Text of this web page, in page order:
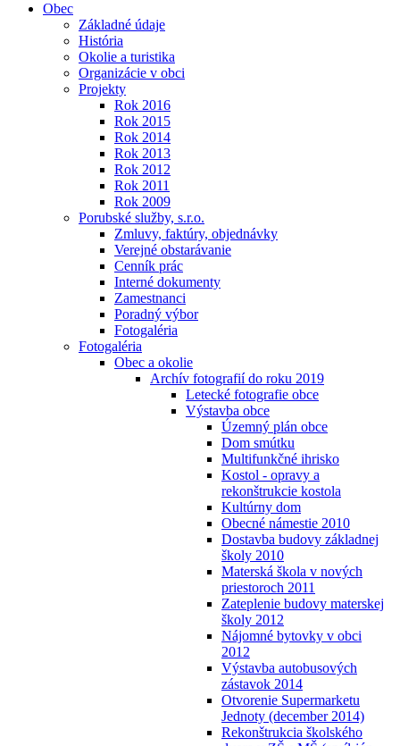
Obec
Základné údaje
História
Okolie a turistika
Organizácie v obci
Projekty
Rok 2016
Rok 2015
Rok 2014
Rok 2013
Rok 2012
Rok 2011
Rok 2009
Porubské služby, s.r.o.
Zmluvy, faktúry, objednávky
Verejné obstarávanie
Cenník prác
Interné dokumenty
Zamestnanci
Poradný výbor
Fotogaléria
Fotogaléria
Obec a okolie
Archív fotografií do roku 2019
Letecké fotografie obce
Výstavba obce
Územný plán obce
Dom smútku
Multifunkčné ihrisko
Kostol - opravy a
rekonštrukcie kostola
Kultúrny dom
Obecné námestie 2010
Dostavba budovy základnej
školy 2010
Materská škola v nových
priestoroch 2011
Zateplenie budovy materskej
školy 2012
Nájomné bytovky v obci
2012
Výstavba autobusových
zástavok 2014
Otvorenie Supermarketu
Jednoty (december 2014)
Rekonštrukcia školského